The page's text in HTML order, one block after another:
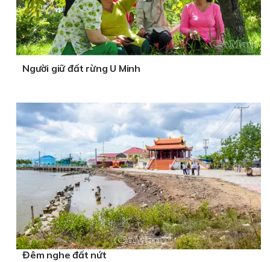
Người giữ đất rừng U Minh
Đêm nghe đất nứt